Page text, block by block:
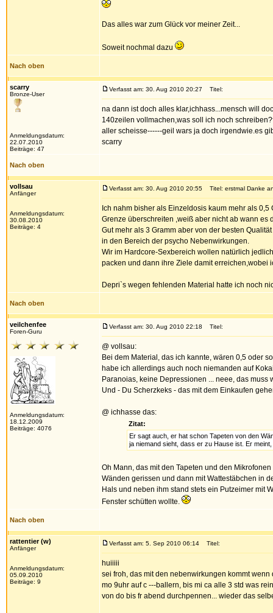
Das alles war zum Glück vor meiner Zeit...
Soweit nochmal dazu
Nach oben
scarry
Bronze-User
Anmeldungsdatum:
22.07.2010
Beiträge: 47
Verfasst am: 30. Aug 2010 20:27 Titel:
na dann ist doch alles klar,ichhass...mensch will
140zeilen vollmachen,was soll ich noch
aller scheisse------geil wars ja doch irgendwie.es
scarry
Nach oben
vollsau
Anfänger
Anmeldungsdatum:
30.08.2010
Beiträge: 4
Verfasst am: 30. Aug 2010 20:55 Titel: erstmal Danke
Ich nahm bisher als Einzeldosis kaum mehr als
Grenze überschreiten ,weiß aber nicht ab wann es
Gut mehr als 3 Gramm aber von der besten
in den Bereich der psycho Nebenwirkungen.
Wir im Hardcore-Sexbereich wollen natürlich
packen und dann ihre Ziele damit erreichen,wobei
Depri`s wegen fehlenden Material hatte ich noch
Nach oben
veilchenfee
Foren-Guru
Anmeldungsdatum:
18.12.2009
Beiträge: 4076
Verfasst am: 30. Aug 2010 22:18 Titel:
@ vollsau:
Bei dem Material, das ich kannte, wären 0,5 oder
habe ich allerdings auch noch niemanden auf
Paranoias, keine Depressionen ... neee, das muss
Und - Du Scherzkeks - das mit dem Einkaufen
@ ichhasse das:
Zitat:
Er sagt auch, er hat schon Tapeten von den
ja niemand sieht, dass er zu Hause ist. Er
Oh Mann, das mit den Tapeten und den
Wänden gerissen und dann mit Wattestäbchen in
Hals und neben ihm stand stets ein Putzeimer mit
Fenster schütten wollte.
Nach oben
rattentier (w)
Anfänger
Anmeldungsdatum:
05.09.2010
Beiträge: 9
Verfasst am: 5. Sep 2010 06:14 Titel:
huiiiii
sei froh, das mit den nebenwirkungen kommt
mo 9uhr auf c ---ballern, bis mi ca alle 3 std was
von do bis fr abend durchpennen... wieder das